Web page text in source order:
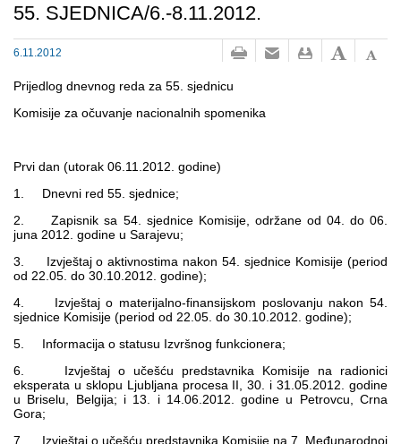
Aktivnosti
Nacionalni spomenici
Servisi
Multimedija
55. SJEDNICA/6.-8.11.2012.
6.11.2012
Prijedlog dnevnog reda za 55. sjednicu
Komisije za očuvanje nacionalnih spomenika
Prvi dan (utorak 06.11.2012. godine)
1. Dnevni red 55. sjednice;
2. Zapisnik sa 54. sjednice Komisije, održane od 04. do 06.
juna 2012. godine u Sarajevu;
3. Izvještaj o aktivnostima nakon 54. sjednice Komisije (period
od 22.05. do 30.10.2012. godine);
4. Izvještaj o materijalno-finansijskom poslovanju nakon 54.
sjednice Komisije (period od 22.05. do 30.10.2012. godine);
5. Informacija o statusu Izvršnog funkcionera;
6. Izvještaj o učešću predstavnika Komisije na radionici
eksperata u sklopu Ljubljana procesa II, 30. i 31.05.2012. godine
u Briselu, Belgija; i 13. i 14.06.2012. godine u Petrovcu, Crna
Gora;
7. Izvještaj o učešću predstavnika Komisije na 7. Međunarodnoj